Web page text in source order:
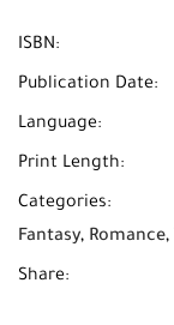
ISBN:
Publication Date:
Language:
Print Length:
Categories:
Fantasy, Romance,
Share: